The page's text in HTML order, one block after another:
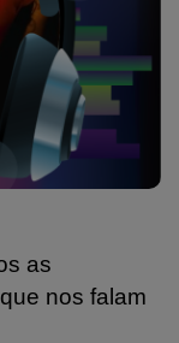
as
nos falam